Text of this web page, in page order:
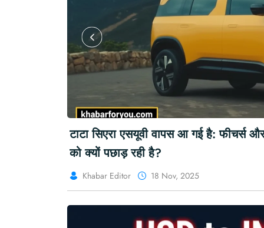
रूस ने भारतीय तेल पर अमेरिकी प्रतिबंधों की
Khabar Editor 20 Aug, 2025